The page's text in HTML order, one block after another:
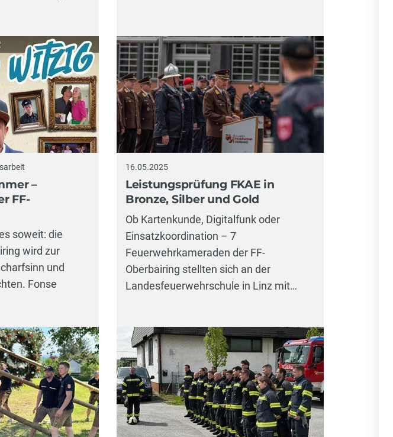
–
FF-
soweit: die
wird zur
und
Fonse
16.05.2025
Leistungsprüfung FKAE in
Bronze, Silber und Gold
Ob Kartenkunde, Digitalfunk oder
Einsatzkoordination – 7
Feuerwehrkameraden der FF-
Oberbairing stellten sich an der
Landesfeuerwehrschule in Linz mit…